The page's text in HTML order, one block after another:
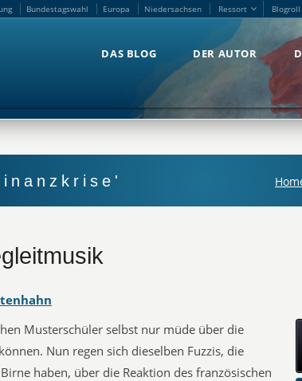
Bundestagswahl Europa Niedersachsen Ressort Blogroll
DAS BLOG DER AUTOR
Musterschüler selbst nur müde über die
Nun regen sich dieselben Fuzzis, die
haben, über die Reaktion des französischen
Bundestagswahl Europa Niedersachsen Ressort Blogroll
DAS BLOG DER AUTOR